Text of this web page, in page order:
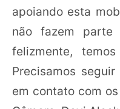
apoiando esta
não fazem parte
felizmente,
Precisamos
em contato com